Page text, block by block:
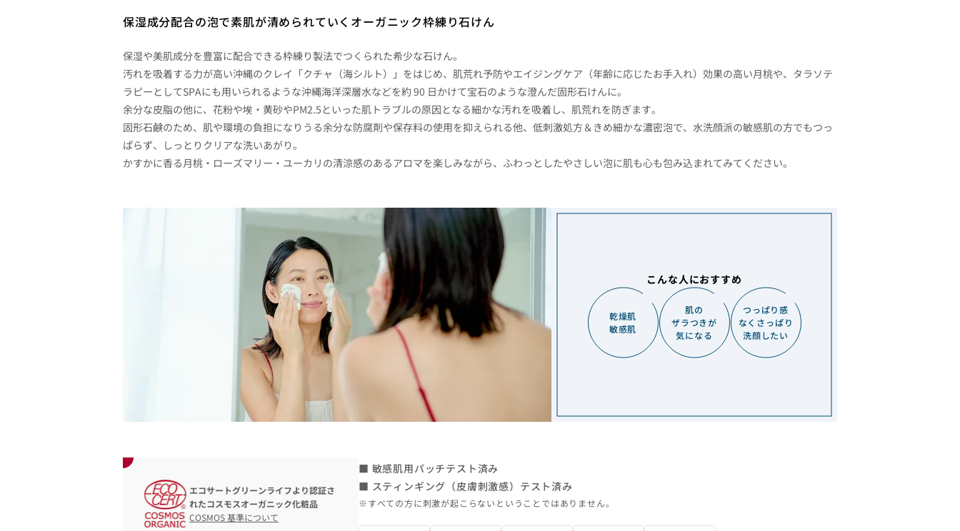
保湿成分配合の泡で素肌が清められていくオーガニック枠練り石けん
保湿や美肌成分を豊富に配合できる枠練り製法でつくられた希少な石けん。
汚れを吸着する力が高い沖縄のクレイ「クチャ（海シルト）」をはじめ、肌荒れ予防やエイジングケア（年齢に応じたお手入れ）効果の高い月桃や、タラソテ
ラピーとしてSPAにも用いられるような沖縄海洋深層水などを約 90 日かけて宝石のような澄んだ固形石けんに。
余分な皮脂の他に、花粉や埃・黄砂やPM2.5といった肌トラブルの原因となる細かな汚れを吸着し、肌荒れを防ぎます。
固形石鹸のため、肌や環境の負担になりうる余分な防腐剤や保存料の使用を抑えられる他、低刺激処方＆きめ細かな濃密泡で、水洗顔派の敏感肌の方でもつっ
ぱらず、しっとりクリアな洗いあがり。
かすかに香る月桃・ローズマリー・ユーカリの清涼感のあるアロマを楽しみながら、ふわっとしたやさしい泡に肌も心も包み込まれてみてください。
こんな人におすすめ
乾燥肌
敏感肌
肌の
ザラつきが
気になる
つっぱり感
なくさっぱり
洗顔したい
エコサートグリーンライフより認証さ
れたコスモスオーガニック化粧品
COSMOS 基準について
■ 敏感肌用パッチテスト済み
■ スティンギング（皮膚刺激感）テスト済み
※すべての方に刺激が起こらないということではありません。